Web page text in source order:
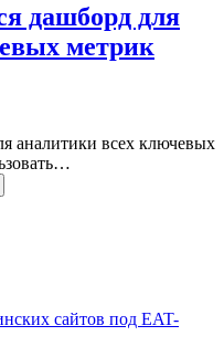
дашборд для
метрик
аналитики всех ключевых
сайтов под EAT-